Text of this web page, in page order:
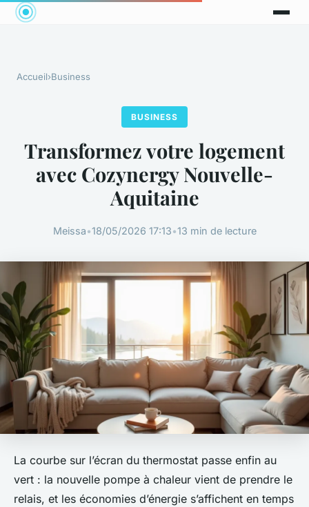
Accueil›Business
BUSINESS
Transformez votre logement
avec Cozynergy Nouvelle-
Aquitaine
Meissa•18/05/2026 17:13•13 min de lecture
La courbe sur l’écran du thermostat passe enfin au
vert : la nouvelle pompe à chaleur vient de prendre le
relais, et les économies d’énergie s’affichent en temps